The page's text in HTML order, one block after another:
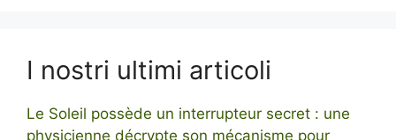
I nostri ultimi articoli
Le Soleil possède un interrupteur secret : une
physicienne décrypte son mécanisme pour